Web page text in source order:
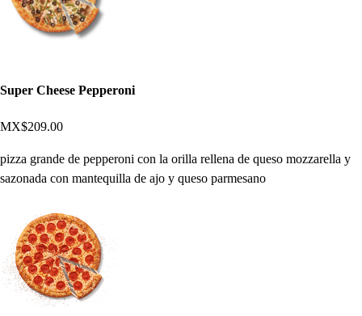
Super Cheese Pepperoni
MX$209.00
pizza grande de pepperoni con la orilla rellena de queso mozzarella y
sazonada con mantequilla de ajo y queso parmesano